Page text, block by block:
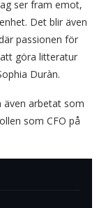
ser fram emot,
Det blir även
passionen för
göra litteratur
Duràn.
även arbetat som
som CFO på